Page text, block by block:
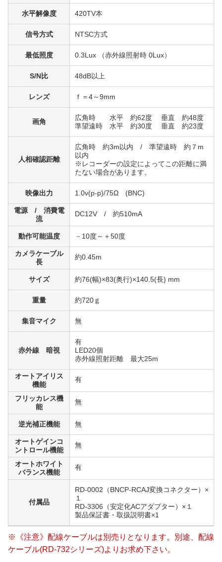
水平解像度 420TV本
信号方式 NTSC方式
最低照度 0.3Lux （赤外線照射時 0Lux）
S/N比 48dB以上
レンズ ｆ＝4～9mm
画角
広角時 水平 約62度 垂直 約48度
準望遠時 水平 約30度 垂直 約23度
人相確認距離
広角時 約3m以内 / 準望遠時 約７m
以内
※レコーダーの設定によってこの距離に満
たない場合があります。
映像出力 1.0v(p-p)/75Ω (BNC)
電源 / 消費電
流
DC12V / 約510mA
動作可能温度 －10度～＋50度
カメラケーブル
長
約0.45m
サイズ 約76(幅)×83(奥行)×140.5(長) mm
重量 約720ｇ
集音マイク 無
赤外線 暗視
有
LED20個
赤外線照射距離 最大25m
オートアイリス
機能
有
フリッカレス機
能
無
逆光補正機能 無
オートゲインコ
ントロール機能
無
オートホワイト
バランス機能
有
付属品
RD-0002（BNCP-RCAJ変換コネクター）×
１
RD-3306（安定化ACアダプター）×１
製品保証書・取扱説明書×1
※《注意》配線ケーブルは別売りとなります。別途、配線
ケーブル(RD-732シリーズ)よりお求め下さい。